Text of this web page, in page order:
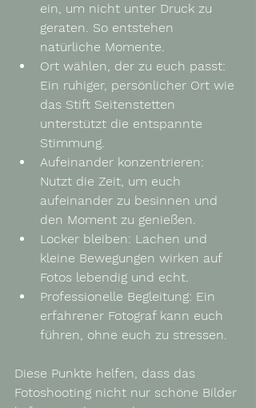
ein, um nicht unter Druck zu
geraten. So entstehen
natürliche Momente.
Ort wählen, der zu euch passt:
Ein ruhiger, persönlicher Ort wie
das Stift Seitenstetten
unterstützt die entspannte
Stimmung.
Aufeinander konzentrieren:
Nutzt die Zeit, um euch
aufeinander zu besinnen und
den Moment zu genießen.
Locker bleiben: Lachen und
kleine Bewegungen wirken auf
Fotos lebendig und echt.
Professionelle Begleitung: Ein
erfahrener Fotograf kann euch
führen, ohne euch zu stressen.
Diese Punkte helfen, dass das
Fotoshooting nicht nur schöne Bilder